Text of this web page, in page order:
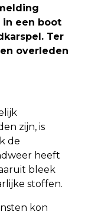
in een boot
Ter
overleden
zijn, is
de
heeft
bleek
stoffen.
kon